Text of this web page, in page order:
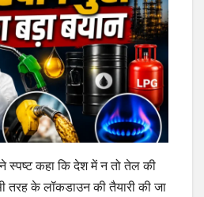
स्पष्ट कहा कि देश में न तो तेल की
तरह के लॉकडाउन की तैयारी की जा